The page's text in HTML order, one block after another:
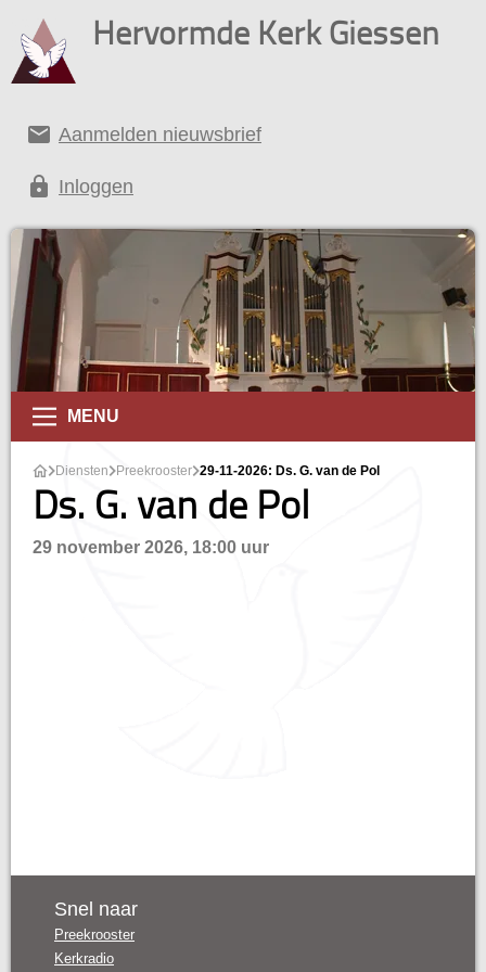
Hervormde Kerk Giessen
email Aanmelden nieuwsbrief
lock Inloggen
MENU
Diensten Preekrooster 29-11-2026: Ds. G. van de Pol
Ds. G. van de Pol
29 november 2026, 18:00 uur
Snel naar
Preekrooster
Kerkradio